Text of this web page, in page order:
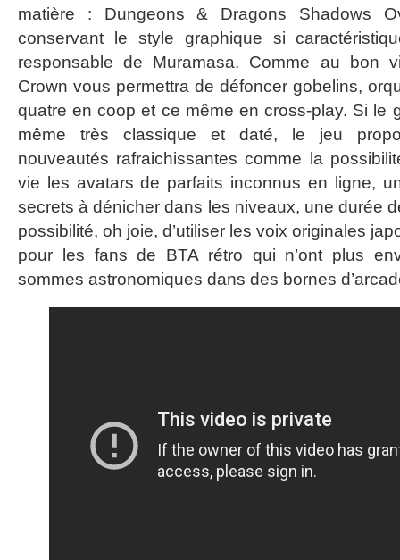
matière : Dungeons & Dragons Shadows
conservant le style graphique si
responsable de Muramasa. Comme au bon
Crown vous permettra de défoncer gobelins,
quatre en coop et ce même en cross-play. Si le
même très classique et daté, le jeu
nouveautés rafraichissantes comme la
vie les avatars de parfaits inconnus en ligne,
secrets à dénicher dans les niveaux, une durée
possibilité, oh joie, d’utiliser les voix originales
pour les fans de BTA rétro qui n’ont plus
sommes astronomiques dans des bornes